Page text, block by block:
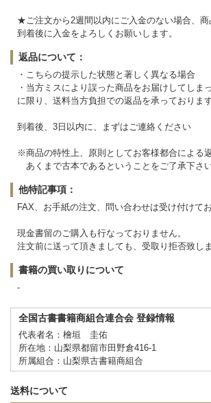
★ご注文から2週間以内にご入金のない場合、商
到着後に入金をよろしくお願いします。
返品について：
・こちらの提示した状態と著しく異なる場合
・当方ミスにより誤った商品をお届けしてしま
に限り、送料当方負担での返品を承っておりま
到着後、3日以内に、まずはご連絡ください
※商品の特性上、原則としてお客様都合による
あくまで古本であるということをご了承下さ
他特記事項：
FAX、お手紙の注文、問い合わせは受け付けてお
現金書留のご購入も行なっておりません。
注文前に送って頂きましても、受取り拒否致しま
書籍の買い取りについて
-
全国古書書籍商組合連合会 登録情報
代表者名：檜垣 圭佑
所在地：山梨県都留市田野倉416-1
所属組合：山梨県古書籍商組合
送料について